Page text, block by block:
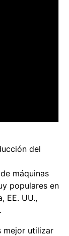
del
máquinas
populares en
EE. UU.,
mejor utilizar